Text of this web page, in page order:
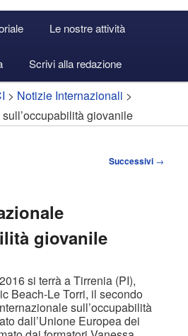
Le nostre attività
Scrivi alla redazione
> Notizie Internazionali >
giovanile
Successivi →
giovanile
si terrà a Tirrenia (PI),
Beach-Le Torri, il secondo
sull’occupabilità
dall’Unione Europea dei